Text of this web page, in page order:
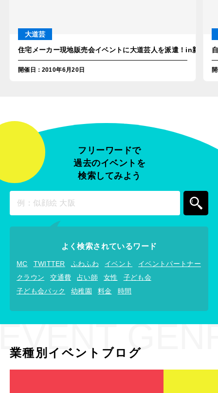
大道芸
住宅メーカー現地販売会イベントに大道芸人を派遣！in新潟
開催日 ：2010年6月20日
フリーワードで
過去のイベントを
検索してみよう
よく検索されているワード
MC TWITTER ふわふわ イベント
イベントパートナー
クラウン
交通費 占い師 女性
子ども会
子ども会パック
幼稚園 料金 時間
業種別イベントブログ